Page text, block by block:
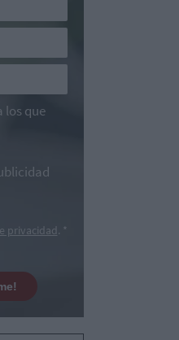
los que
privacidad. *